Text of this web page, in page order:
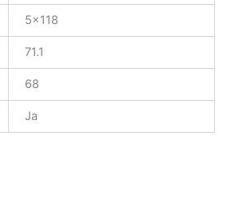
5×118
71.1
68
Ja